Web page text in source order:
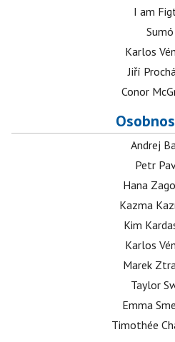
I am
Sumó
Karlos
Jiří
Conor
Andrej
Petr
Hana
Kazma
Kim
Karlos
Marek
Taylor
Emma
Timothée